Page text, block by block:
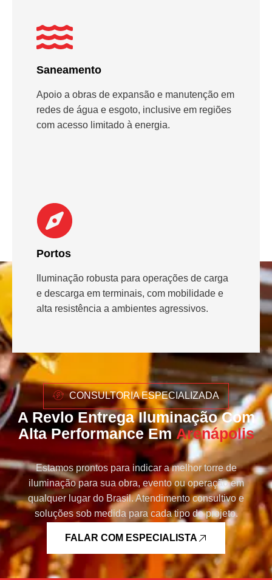
Saneamento
Apoio a obras de expansão e manutenção em
redes de água e esgoto, inclusive em regiões
com acesso limitado à energia.
Portos
Iluminação robusta para operações de carga
e descarga em terminais, com mobilidade e
alta resistência a ambientes agressivos.
CONSULTORIA ESPECIALIZADA
A Revlo Entrega Iluminação Com
Alta Performance EmArenápolis
Estamos prontos para indicar a melhor torre de
iluminação para sua obra, evento ou operação em
qualquer lugar do Brasil. Atendimento consultivo e
soluções sob medida para cada tipo de projeto.
FALAR COM ESPECIALISTA